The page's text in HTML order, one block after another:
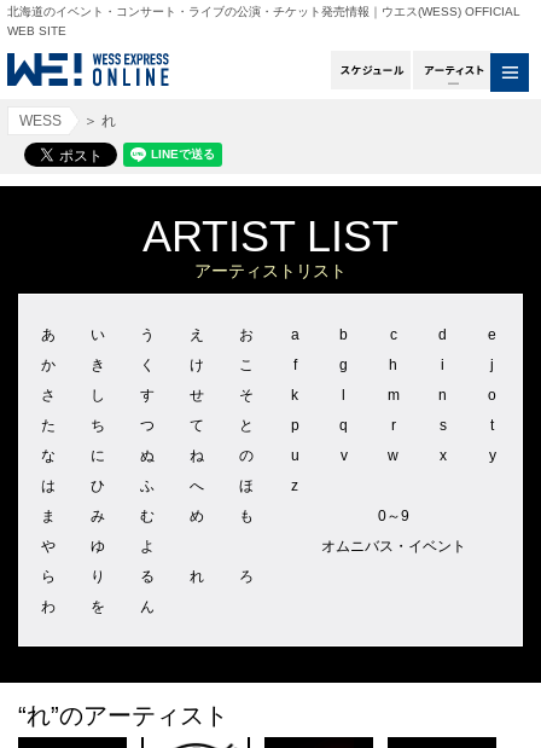
北海道のイベント・コンサート・ライブの公演・チケット発売情報｜ウエス(WESS) OFFICIAL
WEB SITE
スケジュールアー
WESS ＞ れ
ARTIST LIST
アーティストリスト
あ い う え
お
か
き く け
こ
さ
し す せ
そ
た
ち つ て
と
な
に ぬ ね
の
は
ひ ふ へ
ほ
ま
み む め
も
や
ゆ
よ
ら
り る れ
ろ
わ
を ん
a b c d
e
f
g h i
j
k
m n
o
p
q r s
t
u
v w x
y
z
0～9
オムニバス・イベント
“れ”のアーティスト